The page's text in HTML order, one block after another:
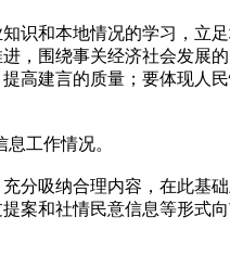
和本地情况的学习，立
，围绕事关经济社会发展
高建言的质量；要体现人
工作情况。
吸纳合理内容，在此基
案和社情民意信息等形式